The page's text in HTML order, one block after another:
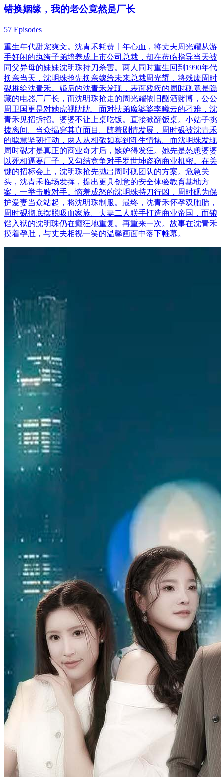
错换姻缘，我的老公竟然是厂长
57 Episodes
重生年代甜宠爽文。沈青禾耗费十年心血，将丈夫周光耀从游
手好闲的纨绔子弟培养成上市公司总裁，却在莅临指导当天被
同父异母的妹妹沈明珠持刀杀害。两人同时重生回到1990年代
换亲当天，沈明珠抢先换亲嫁给未来总裁周光耀，将残废周时
砚推给沈青禾。婚后的沈青禾发现，表面残疾的周时砚竟是隐
藏的电器厂厂长，而沈明珠抢走的周光耀依旧酗酒赌博，公公
周卫国更是对她虎视眈眈。面对扶弟魔婆婆李曦云的刁难，沈
青禾见招拆招。婆婆不让上桌吃饭。直接掀翻饭桌。小姑子挑
拨离间。当众揭穿其真面目。随着剧情发展，周时砚被沈青禾
的聪慧坚韧打动，两人从相敬如宾到渐生情愫。而沈明珠发现
周时砚才是真正的商业奇才后，嫉妒得发狂。她先是怂恿婆婆
以死相逼要厂子，又勾结竞争对手罗世坤盗窃商业机密。在关
键的招标会上，沈明珠抢先抛出周时砚团队的方案。危急关
头，沈青禾临场发挥，提出更具创意的安全体验教育基地方
案，一举击败对手。恼羞成怒的沈明珠持刀行凶，周时砚为保
护爱妻当众站起，将沈明珠制服。最终，沈青禾怀孕双胞胎，
周时砚彻底摆脱吸血家族。夫妻二人联手打造商业帝国，而锒
铛入狱的沈明珠仍在癫狂地重复。再重来一次。故事在沈青禾
摸着孕肚，与丈夫相视一笑的温馨画面中落下帷幕。